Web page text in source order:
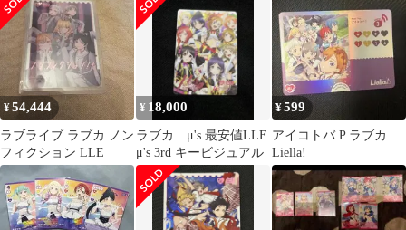
君の空
¥54,444
ラブライブ ラブカ ノン
フィクション LLE
¥ 18,000
ラブカ μ's 最安値LLE
μ's 3rd キービジュアル
¥599
アイコトバ P ラブカ
Liella!